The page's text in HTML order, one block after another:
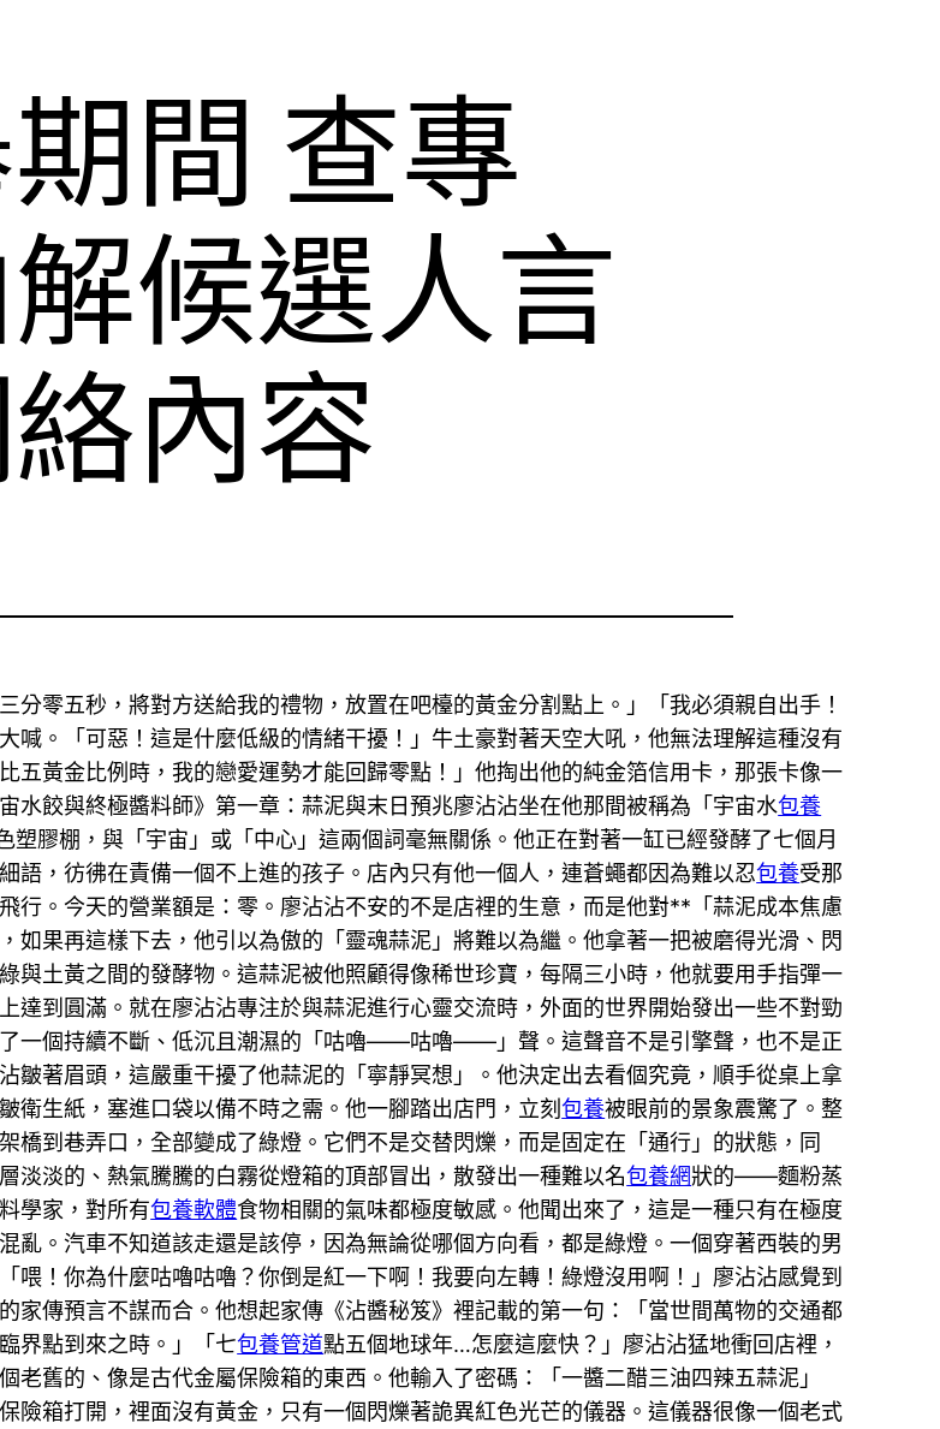
間 查專
候選人言
內容
分零五秒，將對方送給我的禮物，放置在吧檯的黃金分割點上。」「我必須親自出手！
喊。「可惡！這是什麼低級的情緒干擾！」牛土豪對著天空大吼，他無法理解這種沒有
五黃金比例時，我的戀愛運勢才能回歸零點！」他掏出他的純金箔信用卡，那張卡像一
水餃與終極醬料師》第一章：蒜泥與末日預兆廖沾沾坐在他那間被稱為「宇宙水包養
膠棚，與「宇宙」或「中心」這兩個詞毫無關係。他正在對著一缸已經發酵了七個月
語，彷彿在責備一個不上進的孩子。店內只有他一個人，連蒼蠅都因為難以忍包養受那
行。今天的營業額是：零。廖沾沾不安的不是店裡的生意，而是他對**「蒜泥成本焦慮
果再這樣下去，他引以為傲的「靈魂蒜泥」將難以為繼。他拿著一把被磨得光滑、閃
與土黃之間的發酵物。這蒜泥被他照顧得像稀世珍寶，每隔三小時，他就要用手指彈一
到圓滿。就在廖沾沾專注於與蒜泥進行心靈交流時，外面的世界開始發出一些不對勁
一個持續不斷、低沉且潮濕的「咕嚕——咕嚕——」聲。這聲音不是引擎聲，也不是正
皺著眉頭，這嚴重干擾了他蒜泥的「寧靜冥想」。他決定出去看個究竟，順手從桌上拿
衛生紙，塞進口袋以備不時之需。他一腳踏出店門，立刻包養被眼前的景象震驚了。整
橋到巷弄口，全部變成了綠燈。它們不是交替閃爍，而是固定在「通行」的狀態，同
淡淡的、熱氣騰騰的白霧從燈箱的頂部冒出，散發出一種難以名包養網狀的——麵粉蒸
學家，對所有包養軟體食物相關的氣味都極度敏感。他聞出來了，這是一種只有在極度
亂。汽車不知道該走還是該停，因為無論從哪個方向看，都是綠燈。一個穿著西裝的男
喂！你為什麼咕嚕咕嚕？你倒是紅一下啊！我要向左轉！綠燈沒用啊！」廖沾沾感覺到
家傳預言不謀而合。他想起家傳《沾醬秘笈》裡記載的第一句：「當世間萬物的交通都
界點到來之時。」「七包養管道點五個地球年…怎麼這麼快？」廖沾沾猛地衝回店裡，
舊的、像是古代金屬保險箱的東西。他輸入了密碼：「一醬二醋三油四辣五蒜泥」
險箱打開，裡面沒有黃金，只有一個閃爍著詭異紅色光芒的儀器。這儀器很像一個老式